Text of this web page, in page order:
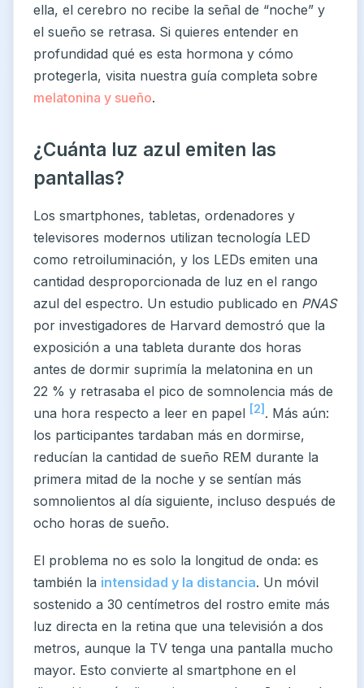
ella, el cerebro no recibe la señal de “noche” y
el sueño se retrasa. Si quieres entender en
profundidad qué es esta hormona y cómo
protegerla, visita nuestra guía completa sobre
melatonina y sueño.
¿Cuánta luz azul emiten las
pantallas?
Los smartphones, tabletas, ordenadores y
televisores modernos utilizan tecnología LED
como retroiluminación, y los LEDs emiten una
cantidad desproporcionada de luz en el rango
azul del espectro. Un estudio publicado en PNAS
por investigadores de Harvard demostró que la
exposición a una tableta durante dos horas
antes de dormir suprimía la melatonina en un
22 % y retrasaba el pico de somnolencia más de
una hora respecto a leer en papel [2] . Más aún:
los participantes tardaban más en dormirse,
reducían la cantidad de sueño REM durante la
primera mitad de la noche y se sentían más
somnolientos al día siguiente, incluso después de
ocho horas de sueño.
El problema no es solo la longitud de onda: es
también la intensidad y la distancia. Un móvil
sostenido a 30 centímetros del rostro emite más
luz directa en la retina que una televisión a dos
metros, aunque la TV tenga una pantalla mucho
mayor. Esto convierte al smartphone en el